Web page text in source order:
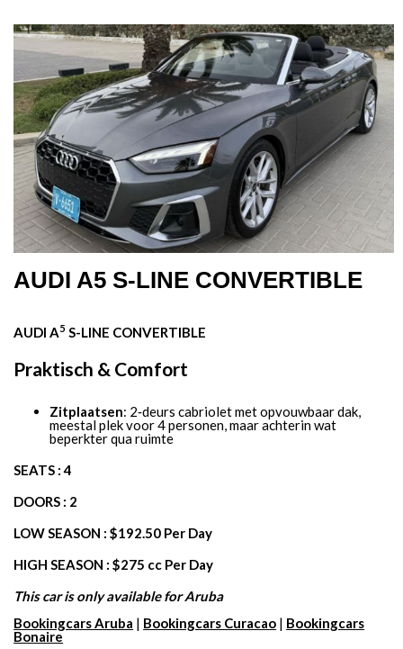
AUDI A5 S-LINE CONVERTIBLE
AUDI A5 S-LINE CONVERTIBLE
Praktisch & Comfort
Zitplaatsen: 2‑deurs cabriolet met opvouwbaar dak,
meestal plek voor 4 personen, maar achterin wat
beperkter qua ruimte
SEATS : 4
DOORS : 2
LOW SEASON : $192.50 Per Day
HIGH SEASON : $275 cc Per Day
This car is only available for Aruba
Bookingcars Aruba | Bookingcars Curacao | Bookingcars
Bonaire